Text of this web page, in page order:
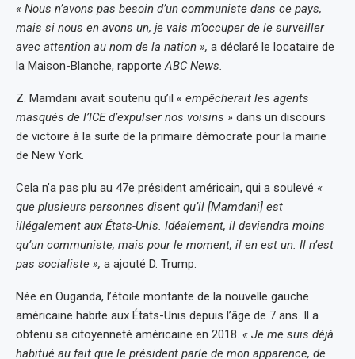
« Nous n’avons pas besoin d’un communiste dans ce pays,
mais si nous en avons un, je vais m’occuper de le surveiller
avec attention au nom de la nation », a déclaré le locataire de
la Maison-Blanche, rapporteABC News.
Z. Mamdani avait soutenu qu’il « empêcherait les agents
masqués de l’ICE d’expulser nos voisins » dans un discours
de victoire à la suite de la primaire démocrate pour la mairie
de New York.
Cela n’a pas plu au 47e président américain, qui a soulevé «
que plusieurs personnes disent qu’il [Mamdani] est
illégalement aux États-Unis. Idéalement, il deviendra moins
qu’un communiste, mais pour le moment, il en est un. Il n’est
pas socialiste », a ajouté D. Trump.
Née en Ouganda, l’étoile montante de la nouvelle gauche
américaine habite aux États-Unis depuis l’âge de 7 ans. Il a
obtenu sa citoyenneté américaine en 2018. « Je me suis déjà
habitué au fait que le président parle de mon apparence, de